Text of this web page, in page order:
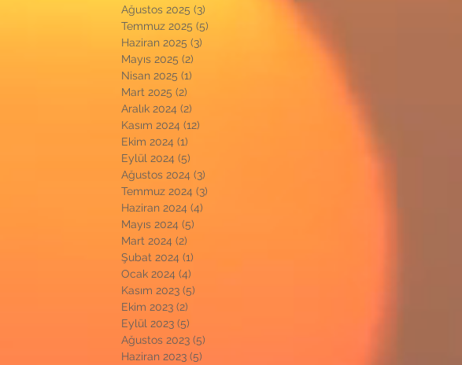
Ağustos 2025 (3)
Temmuz 2025 (5)
Haziran 2025 (3)
Mayıs 2025 (2)
Nisan 2025 (1)
Mart 2025 (2)
Aralık 2024 (2)
Kasım 2024 (12)
Ekim 2024 (1)
Eylül 2024 (5)
Ağustos 2024 (3)
Temmuz 2024 (3)
Haziran 2024 (4)
Mayıs 2024 (5)
Mart 2024 (2)
Şubat 2024 (1)
Ocak 2024 (4)
Kasım 2023 (5)
Ekim 2023 (2)
Eylül 2023 (5)
Ağustos 2023 (5)
Haziran 2023 (5)